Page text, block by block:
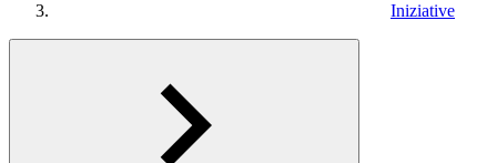
Iniziative